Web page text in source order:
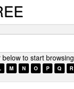
to start browsing
M N O P Q R